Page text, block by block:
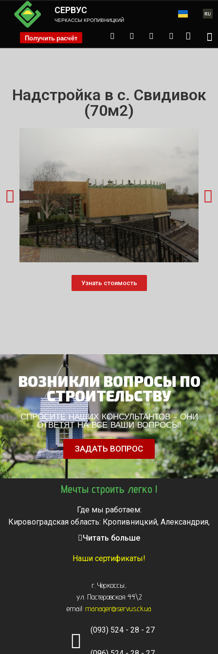
СЕРВУС
ЧЕРКАССЫ КРОПИВНИЦКИЙ
Получить расчёт phone
Надстройка в с. Свидивок
(70м2)
Узнать стоимость
ВОЗНИКЛИ ВОПРОСЫ ПО
СТРОИТЕЛЬСТВУ
СПРОСИТЕ НАШИХ КОНСУЛЬТАНТОВ - ОНИ
ОТВЕТЯТ НА ВСЕ ВАШИ ВОПРОСЫ!
ЗАДАТЬ ВОПРОС
Мечты строить легко !
Где мы работаем:
Кировоградская область: Кропивницкий, Александрия,
Знаменка, Долинская, Новоархангельск, Светловодск
Звенигородка, Золотоноша, Каменка, Канев, Корсунь-
Монастырище, Смела, Тальное, Умань, Христиновка.
Черкассы, Чигирин, Чорнобай, Шпола
Читать больше
Наши сертификаты!
г. Черкассы,
ул. Пастеровская 44\2
email: manager@servus.ck.ua
(093) 524 - 28 - 27